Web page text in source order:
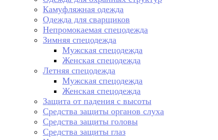
Камуфляжная одежда
Одежда для сварщиков
Непромокаемая спецодежда
Зимняя спецодежда
Мужская спецодежда
Женская спецодежда
Летняя спецодежда
Мужская спецодежда
Женская спецодежда
Защита от падения с высоты
Средства защиты органов слуха
Средства защиты головы
Средства защиты глаз